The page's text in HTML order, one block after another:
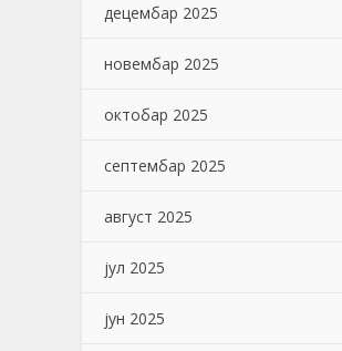
децембар 2025
новембар 2025
октобар 2025
септембар 2025
август 2025
јул 2025
јун 2025